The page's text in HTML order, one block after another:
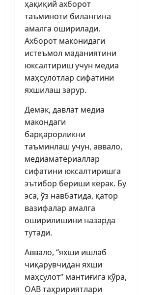
ҳақиқий ахборот
таъминоти билангина
амалга оширилади.
Ахборот маконидаги
истеъмол маданиятини
юксалтириш учун медиа
маҳсулотлар сифатини
яхшилаш зарур.
Демак, давлат медиа
макондаги
барқарорликни
таъминлаш учун, аввало,
медиаматериаллар
сифатини юксалтиришга
эътибор бериши керак. Бу
эса, ўз навбатида, қатор
вазифалар амалга
оширилишини назарда
тутади.
Аввало, “яхши ишлаб
чиқарувчидан яхши
маҳсулот” мантиғига кўра,
ОАВ таҳририятлари